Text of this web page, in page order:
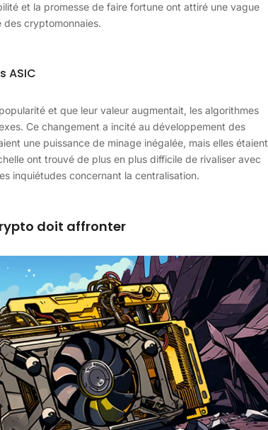
et la promesse de faire fortune ont attiré une vague
des cryptomonnaies.
ASIC
et que leur valeur augmentait, les algorithmes
Ce changement a incité au développement des
une puissance de minage inégalée, mais elles étaient
ont trouvé de plus en plus difficile de rivaliser avec
inquiétudes concernant la centralisation.
doit affronter